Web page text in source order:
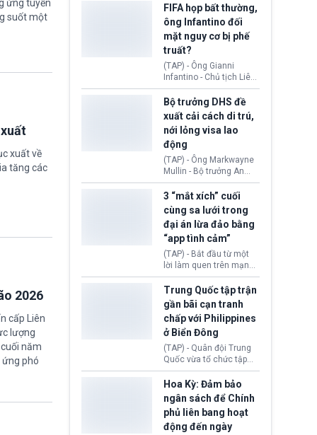
ứng tuyển
suốt một
xuất về
tăng các
2026
cấp Liên
năm
ứng phó
nghiêm trọng hơn cả
giai đoạn đại dịch
COVID-19.
Donald Trump. Phe
nguyên đơn tin rằng,
hành động áp thuế 10 -
12,5% lên 60 đối tác
thương mại hôm 24/7
vượt quá thẩm quyền
của Tổng thống.
FIFA họp bất thường,
ông Infantino đối
mặt nguy cơ bị phế
truất?
(TAP) - Ông Gianni
Infantino - Chủ tịch Liên
đoàn Bóng đá Thế giới
(FIFA) đang đứng trước
cuộc khủng hoảng
quyền lực nghiêm trọng,
khi Hội đồng FIFA được
cho là đang chuẩn bị tổ
chức cuộc họp khẩn cấp
nhằm xem xét phế truất
ông sau bê bối liên quan
đến kế hoạch thương
mại hoá World Cup.
Bộ trưởng DHS đề
xuất cải cách di trú,
nới lỏng visa lao
động
(TAP) - Ông Markwayne
Mullin - Bộ trưởng An
ninh Nội địa Hoa Kỳ
(DHS) vừa đề xuất chính
phủ cần xem xét mở
rộng tiếp nhận lao động
nước ngoài có thị thực
(visa) tại các lĩnh vực
đang thiếu hụt nhân
công trầm trọng. Việc
này nhằm giải quyết nhu
cầu nhân lực cốt lõi cho
nền kinh tế nội địa.
3 “mắt xích” cuối
cùng sa lưới trong
đại án lừa đảo bằng
“app tình cảm”
(TAP) - Bắt đầu từ một
lời làm quen trên mạng
xã hội, nhiều nạn nhân
từng bước rơi vào chiếc
bẫy “tình cảm - đầu tư”
rồi mất sạch tài sản.
Sau hơn nửa năm điều
tra, Công an tỉnh Cao
Bằng (Việt Nam) đã khép
lại chuyên án lừa đảo
xuyên quốc gia bằng
việc bắt giữ 3 “mắt xích”
cuối cùng thuộc đường
dây chiếm đoạt hàng
nghìn tỷ đồng.
Trung Quốc tập trận
gần bãi cạn tranh
chấp với Philippines
ở Biển Đông
(TAP) - Quân đội Trung
Quốc vừa tổ chức tập
trận phối hợp hải quân,
không quân gần bãi cạn
Scarborough thuộc khu
vực Biển Đông giữa lúc
tranh chấp chủ quyền
Bắc Kinh và Manila
Hoa Kỳ: Đảm bảo
ngân sách để Chính
phủ liên bang hoạt
động đến ngày